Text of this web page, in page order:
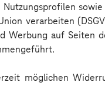
verarbeiten
Werbung auf Seiten
möglichen